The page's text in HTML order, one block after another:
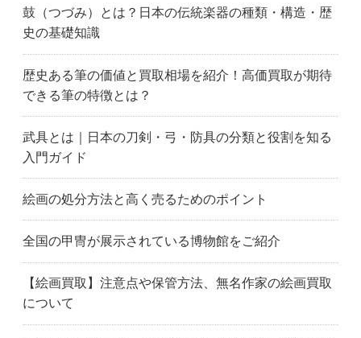
鼓（つづみ）とは？日本の伝統楽器の種類・構造・歴
史の基礎知識
歴史ある筆の価値と買取相場を紹介！高価買取が期待
できる筆の特徴とは？
武具とは｜日本の刀剣・弓・防具の分類と役割を知る
入門ガイド
絵画の処分方法と高く売るためのポイント
全国の甲冑が展示されている博物館をご紹介
【絵画買取】注意点や保管方法、無名作家の絵画買取
について